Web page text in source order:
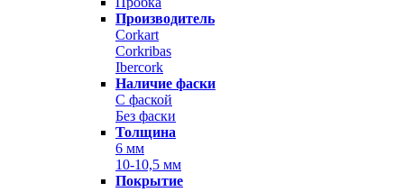
Производитель
Corkart
Corkribas
Ibercork
Наличие фаски
С фаской
Без фаски
Толщина
6 мм
10-10,5 мм
Покрытие